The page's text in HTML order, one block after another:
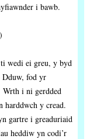
i bawb.
wedi ei greu, y byd
fod yr
i ni gerdded
y cread.
gartre i greaduriaid
heddiw yn codi’r